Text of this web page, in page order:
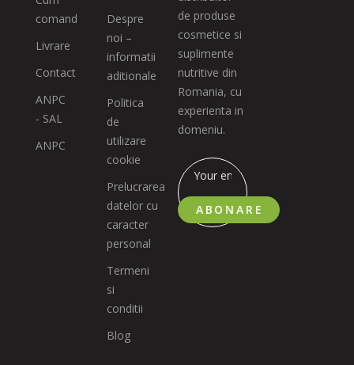
comand
Livrare
Contact
ANPC
- SAL
ANPC
Despre
noi –
informatii
aditionale
Politica
de
utilizare
cookie
Prelucrarea
datelor cu
caracter
personal
Termeni
si
conditii
Blog
de produse
cosmetice si
suplimente
nutritive din
Romania, cu
experienta in
domeniu.
ABONARE